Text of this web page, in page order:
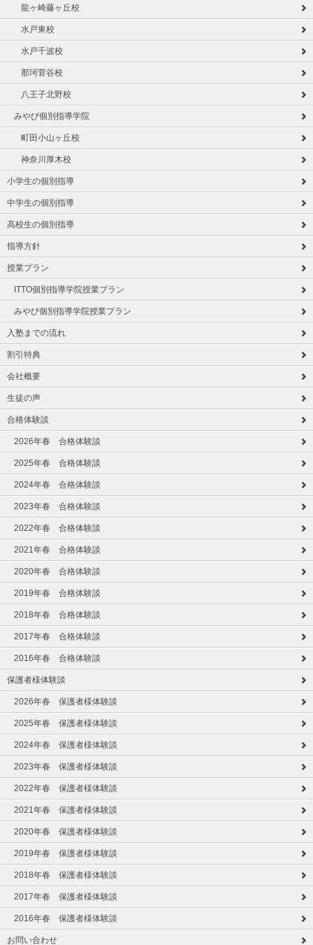
龍ヶ崎藤ヶ丘校
水戸東校
水戸千波校
那珂菅谷校
八王子北野校
みやび個別指導学院
町田小山ヶ丘校
神奈川厚木校
小学生の個別指導
中学生の個別指導
高校生の個別指導
指導方針
授業プラン
ITTO個別指導学院授業プラン
みやび個別指導学院授業プラン
入塾までの流れ
割引特典
会社概要
生徒の声
合格体験談
2026年春 合格体験談
2025年春 合格体験談
2024年春 合格体験談
2023年春 合格体験談
2022年春 合格体験談
2021年春 合格体験談
2020年春 合格体験談
2019年春 合格体験談
2018年春 合格体験談
2017年春 合格体験談
2016年春 合格体験談
保護者様体験談
2026年春 保護者様体験談
2025年春 保護者様体験談
2024年春 保護者様体験談
2023年春 保護者様体験談
2022年春 保護者様体験談
2021年春 保護者様体験談
2020年春 保護者様体験談
2019年春 保護者様体験談
2018年春 保護者様体験談
2017年春 保護者様体験談
2016年春 保護者様体験談
お問い合わせ